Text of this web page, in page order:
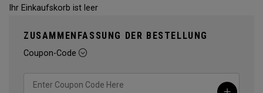
Ihr Einkaufskorb ist leer
ZUSAMMENFASSUNG DER BESTELLUNG
Coupon-Code